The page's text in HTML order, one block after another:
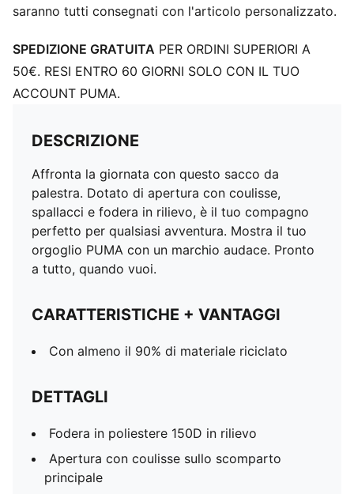
saranno tutti consegnati con l'articolo personalizzato.
SPEDIZIONE GRATUITA PER ORDINI SUPERIORI A
50€. RESI ENTRO 60 GIORNI SOLO CON IL TUO
ACCOUNT PUMA.
DESCRIZIONE
Affronta la giornata con questo sacco da
palestra. Dotato di apertura con coulisse,
spallacci e fodera in rilievo, è il tuo compagno
perfetto per qualsiasi avventura. Mostra il tuo
orgoglio PUMA con un marchio audace. Pronto
a tutto, quando vuoi.
CARATTERISTICHE + VANTAGGI
Con almeno il 90% di materiale riciclato
DETTAGLI
Fodera in poliestere 150D in rilievo
Apertura con coulisse sullo scomparto
principale